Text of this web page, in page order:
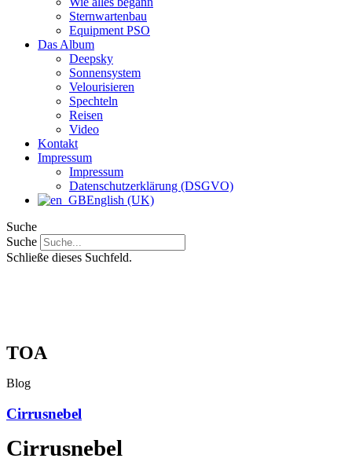
Sternwartenbau
Equipment PSO
Das Album
Deepsky
Sonnensystem
Velourisieren
Spechteln
Reisen
Video
Kontakt
Impressum
Impressum
Datenschutzerklärung (DSGVO)
English (UK)
Suche
Suche
Schließe dieses Suchfeld.
TOA
Blog
Cirrusnebel
Cirrusnebel